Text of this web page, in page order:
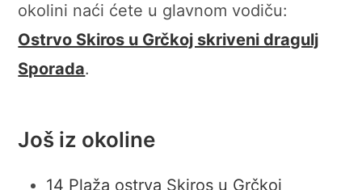
okolini naći ćete u glavnom vodiču:
Ostrvo Skiros u Grčkoj skriveni dragulj
Sporada.
Još iz okoline
14 Plaža ostrva Skiros u Grčkoj